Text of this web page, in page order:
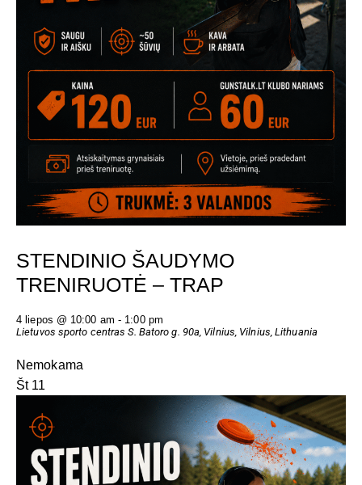
STENDINIO ŠAUDYMO
TRENIRUOTĖ – TRAP
4 liepos @ 10:00 am - 1:00 pm
Lietuvos sporto centrasS. Batoro g. 90a, Vilnius, Vilnius, Lithuania
Nemokama
Št 11